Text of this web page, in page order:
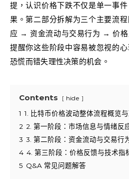
提，认识价格下跌不仅是单一事
果。第二部分拆解为三个主要流
应 → 资金流动与交易行为 → 价格
提醒你这些阶段中容易被忽视的
恐慌而错失理性决策的机会。
Contents hide
1 1. 比特币价格波动整体流程概览
2 2. 第一阶段：市场信息与情绪反
3 3. 第二阶段：资金流动与交易行
4 4. 第三阶段：价格反馈与技术指
5 Q&A 常见问题解答